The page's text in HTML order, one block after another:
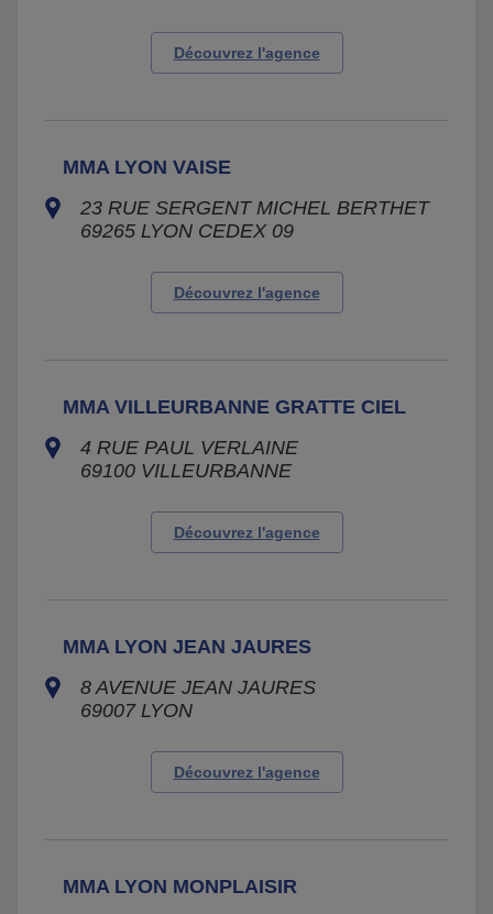
Découvrez l'agence
MMA LYON VAISE
23 RUE SERGENT MICHEL BERTHET
69265 LYON CEDEX 09
Découvrez l'agence
MMA VILLEURBANNE GRATTE CIEL
4 RUE PAUL VERLAINE
69100 VILLEURBANNE
Découvrez l'agence
MMA LYON JEAN JAURES
8 AVENUE JEAN JAURES
69007 LYON
Découvrez l'agence
MMA LYON MONPLAISIR